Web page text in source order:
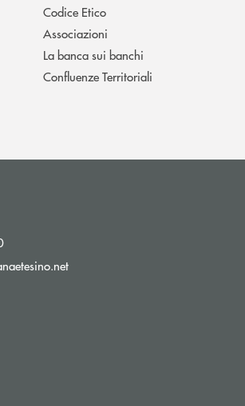
Codice Etico
Associazioni
La banca sui banchi
Confluenze Territoriali
(si apre l’app di posta elettronica)